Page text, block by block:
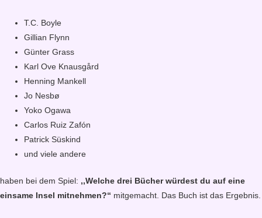
T.C. Boyle
Gillian Flynn
Günter Grass
Karl Ove Knausgård
Henning Mankell
Jo Nesbø
Yoko Ogawa
Carlos Ruiz Zafón
Patrick Süskind
und viele andere
haben bei dem Spiel: ,,Welche drei Bücher würdest du auf eine
einsame Insel mitnehmen?“ mitgemacht. Das Buch ist das Ergebnis.